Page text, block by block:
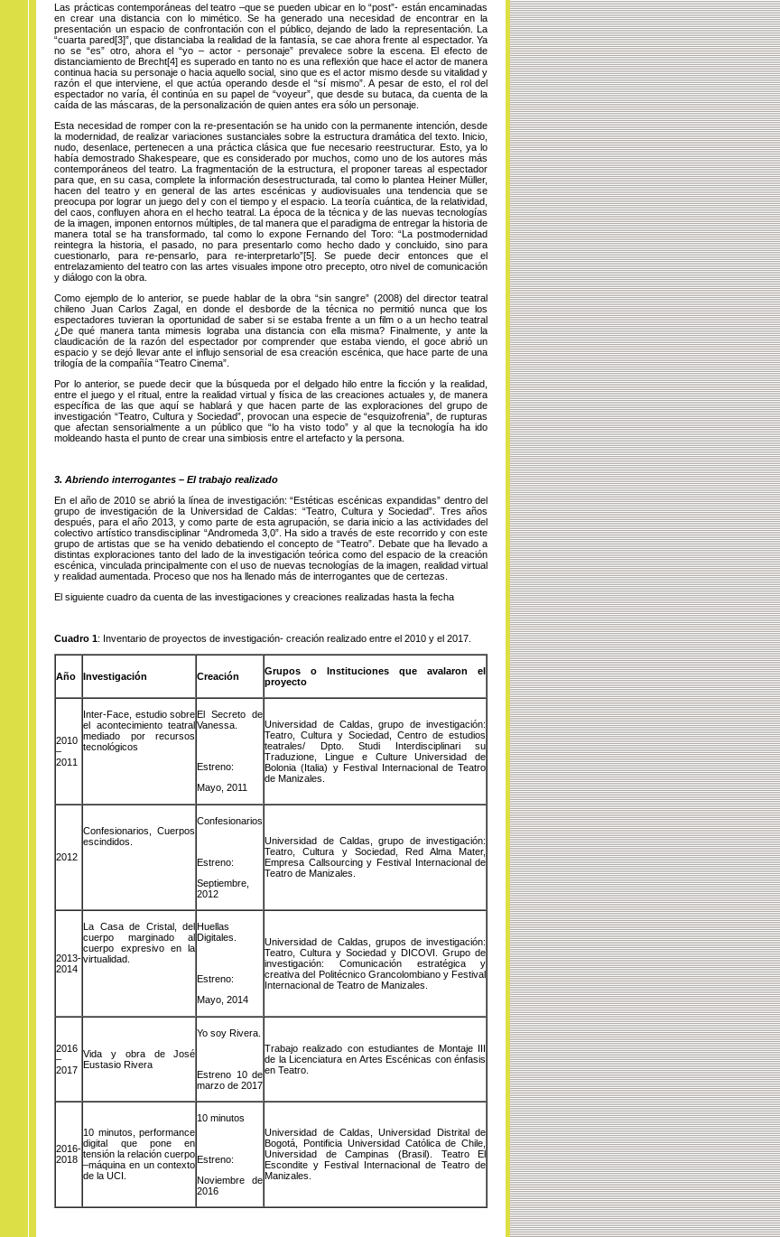
Las prácticas contemporáneas del teatro –que se pueden ubicar en lo “post”- están encaminadas
en crear una distancia con lo mimético. Se ha generado una necesidad de encontrar en la
presentación un espacio de confrontación con el público, dejando de lado la representación. La
“cuarta pared[3]”,que distanciaba la realidad de la fantasía, se cae ahora frente al espectador. Ya
no se “es” otro, ahora el “yo – actor - personaje” prevalece sobre la escena. El efecto de
distanciamiento de Brecht[4] es superado en tanto no es una reflexión que hace el actor de manera
continua hacia su personaje o hacia aquello social, sino que es el actor mismo desde su vitalidad y
razón el que interviene, el que actúa operando desde el “sí mismo”. A pesar de esto, el rol del
espectador no varía, él continúa en su papel de “voyeur”, que desde su butaca, da cuenta de la
caída de las máscaras, de la personalización de quien antes era sólo un personaje.
Esta necesidad de romper con la re-presentación se ha unido con la permanente intención, desde
la modernidad, de realizar variaciones sustanciales sobre la estructura dramática del texto. Inicio,
nudo, desenlace, pertenecen a una práctica clásica que fue necesario reestructurar. Esto, ya lo
había demostrado Shakespeare, que es considerado por muchos, como uno de los autores más
contemporáneos del teatro. La fragmentación de la estructura, el proponer tareas al espectador
para que, en su casa, complete la información desestructurada, tal como lo plantea Heiner Müller,
hacen del teatro y en general de las artes escénicas y audiovisuales una tendencia que se
preocupa por lograr un juego del y con el tiempo y el espacio. La teoría cuántica, de la relatividad,
del caos, confluyen ahora en el hecho teatral. La época de la técnica y de las nuevas tecnologías
de la imagen, imponen entornos múltiples, de tal manera que el paradigma de entregar la historia de
manera total se ha transformado, tal como lo expone Fernando del Toro: “La postmodernidad
reintegra la historia, el pasado, no para presentarlo como hecho dado y concluido, sino para
cuestionarlo, para re-pensarlo, para re-interpretarlo”[5]. Se puede decir entonces que el
entrelazamiento del teatro con las artes visuales impone otro precepto, otro nivel de comunicación
y diálogo con la obra.
Como ejemplo de lo anterior, se puede hablar de la obra “sin sangre” (2008) del director teatral
chileno Juan Carlos Zagal, en donde el desborde de la técnica no permitió nunca que los
espectadores tuvieran la oportunidad de saber si se estaba frente a un film o a un hecho teatral
¿De qué manera tanta mimesis lograba una distancia con ella misma? Finalmente, y ante la
claudicación de la razón del espectador por comprender que estaba viendo, el goce abrió un
espacio y se dejó llevar ante el influjo sensorial de esa creación escénica, que hace parte de una
trilogía de la compañía “Teatro Cinema”.
Por lo anterior, se puede decir que la búsqueda por el delgado hilo entre la ficción y la realidad,
entre el juego y el ritual, entre la realidad virtual y física de las creaciones actuales y, de manera
específica de las que aquí se hablará y que hacen parte de las exploraciones del grupo de
investigación “Teatro, Cultura y Sociedad”, provocan una especie de “esquizofrenia”, de rupturas
que afectan sensorialmente a un público que “lo ha visto todo” y al que la tecnología ha ido
moldeando hasta el punto de crear una simbiosis entre el artefacto y la persona.
3. Abriendo interrogantes – El trabajo realizado
En el año de 2010 se abrió la línea de investigación: “Estéticas escénicas expandidas” dentro del
grupo de investigación de la Universidad de Caldas: “Teatro, Cultura y Sociedad”. Tres años
después, para el año 2013, y como parte de esta agrupación, se daria inicio a las actividades del
colectivo artístico transdisciplinar “Andromeda 3,0”. Ha sido a través de este recorrido y con este
grupo de artistas que se ha venido debatiendo el concepto de “Teatro”. Debate que ha llevado a
distintas exploraciones tanto del lado de la investigación teórica como del espacio de la creación
escénica, vinculada principalmente con el uso de nuevas tecnologías de la imagen, realidad virtual
y realidad aumentada. Proceso que nos ha llenado más de interrogantes que de certezas.
El siguiente cuadro da cuenta de las investigaciones y creaciones realizadas hasta la fecha
Cuadro 1: Inventario de proyectos de investigación- creación realizado entre el 2010 y el 2017.
Año Investigación Creación
Grupos o Instituciones que avalaron el
proyecto
2010
–
2011
Inter-Face, estudio sobre
el acontecimiento teatral
mediado por recursos
tecnológicos
El Secreto de
Vanessa.
Estreno:
Mayo, 2011
Universidad de Caldas, grupo de investigación:
Teatro, Cultura y Sociedad, Centro de estudios
teatrales/ Dpto. Studi Interdisciplinari su
Traduzione, Lingue e Culture Universidad de
Bolonia (Italia) y Festival Internacional de Teatro
de Manizales.
2012
Confesionarios, Cuerpos
escindidos.
Confesionarios
Estreno:
Septiembre,
2012
Universidad de Caldas, grupo de investigación:
Teatro, Cultura y Sociedad, Red Alma Mater,
Empresa Callsourcing y Festival Internacional de
Teatro de Manizales.
2013-
2014
La Casa de Cristal, del
cuerpo marginado al
cuerpo expresivo en la
virtualidad.
Huellas
Digitales.
Estreno:
Mayo, 2014
Universidad de Caldas, grupos de investigación:
Teatro, Cultura y Sociedad y DICOVI. Grupo de
investigación: Comunicación estratégica y
creativa del Politécnico Grancolombiano y Festival
Internacional de Teatro de Manizales.
2016
–
2017
Vida y obra de José
Eustasio Rivera
Yo soy Rivera.
Estreno 10 de
marzo de 2017
Trabajo realizado con estudiantes de Montaje III
de la Licenciatura en Artes Escénicas con énfasis
en Teatro.
2016-
2018
10 minutos, performance
digital que pone en
tensión la relación cuerpo
–máquina en un contexto
de la UCI.
10 minutos
Estreno:
Noviembre de
2016
Universidad de Caldas, Universidad Distrital de
Bogotá, Pontificia Universidad Católica de Chile,
Universidad de Campinas (Brasil). Teatro El
Escondite y Festival Internacional de Teatro de
Manizales.